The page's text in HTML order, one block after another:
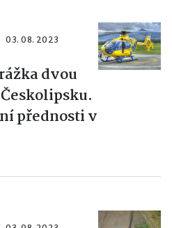
03. 08. 2023
dvou
přednosti v